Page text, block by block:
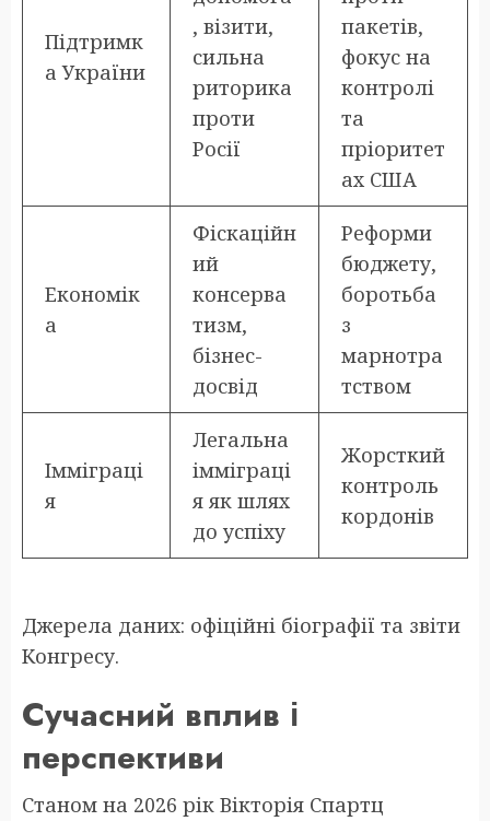
Підтримк
а України
, візити,
сильна
риторика
проти
Росії
пакетів,
фокус на
контролі
та
пріоритет
ах США
Економік
а
Фіскаційн
ий
консерва
тизм,
бізнес-
досвід
Реформи
бюджету,
боротьба
з
марнотра
тством
Імміграці
я
Легальна
імміграці
я як шлях
до успіху
Жорсткий
контроль
кордонів
Джерела даних: офіційні біографії та звіти
Конгресу.
Сучасний вплив і
перспективи
Станом на 2026 рік Вікторія Спартц